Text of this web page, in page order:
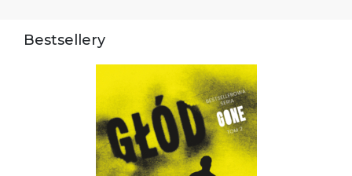
Bestsellery